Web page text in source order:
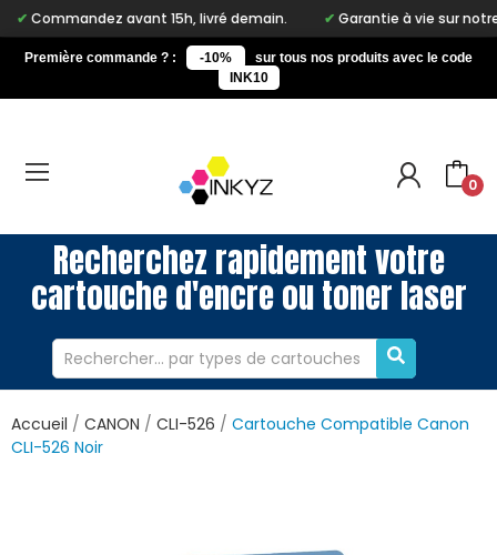
avant 15h, livré demain. Garantie à vie sur notre marque
Première commande ? : -10%
sur tous nos produits avec le code
INK10
0
Recherchez rapidement votre
cartouche d'encre ou toner laser
Accueil CANON CLI-526
Cartouche Compatible Canon
CLI-526 Noir